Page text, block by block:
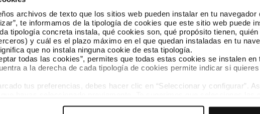
archivos de texto que los sitios web pueden instalar en tu navegador
te informamos de la tipología de cookies que este sitio web puede
tipología concreta instala, qué cookies son, qué propósito tienen,
y cuál es el plazo máximo en el que quedan instaladas en tu
que no instala ninguna cookie de esta tipología.
todas las cookies”, permites que todas estas cookies se instalen en
a la derecha de cada tipología de cookies permite indicar si
tus preferencias, debes hacer clic en “Seleccionar y configurar”.
permiten recordar tus opciones de navegación (como el idioma) y
Conócenos Contacta
reservados
Política de cookies Gestor de cookies Accesibilidad Mapa web